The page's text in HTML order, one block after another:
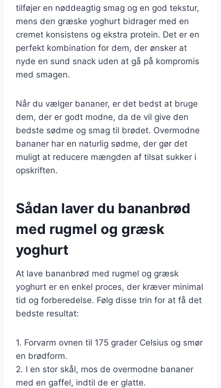
tilføjer en nøddeagtig smag og en god tekstur,
mens den græske yoghurt bidrager med en
cremet konsistens og ekstra protein. Det er en
perfekt kombination for dem, der ønsker at
nyde en sund snack uden at gå på kompromis
med smagen.
Når du vælger bananer, er det bedst at bruge
dem, der er godt modne, da de vil give den
bedste sødme og smag til brødet. Overmodne
bananer har en naturlig sødme, der gør det
muligt at reducere mængden af tilsat sukker i
opskriften.
Sådan laver du bananbrød
med rugmel og græsk
yoghurt
At lave bananbrød med rugmel og græsk
yoghurt er en enkel proces, der kræver minimal
tid og forberedelse. Følg disse trin for at få det
bedste resultat:
1. Forvarm ovnen til 175 grader Celsius og smør
en brødform.
2. I en stor skål, mos de overmodne bananer
med en gaffel, indtil de er glatte.